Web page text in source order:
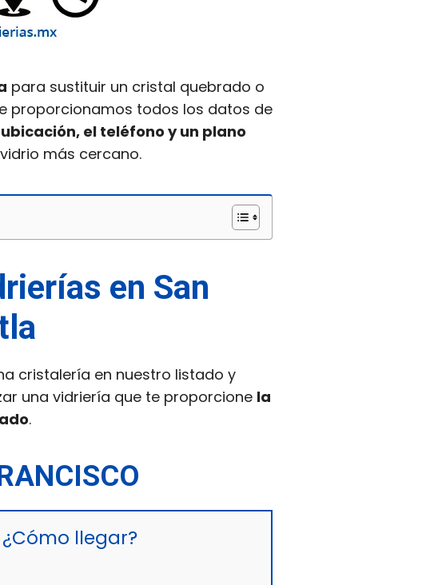
para sustituir un cristal quebrado o
proporcionamos todos los datos de
el teléfono y un plano
más cercano.
en San
cristalería en nuestro listado y
una vidriería que te proporcione la
.
¿Cómo llegar?